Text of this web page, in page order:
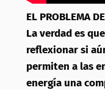
EL PROBLEMA
La verdad es
reflexionar si
permiten a las
energía una